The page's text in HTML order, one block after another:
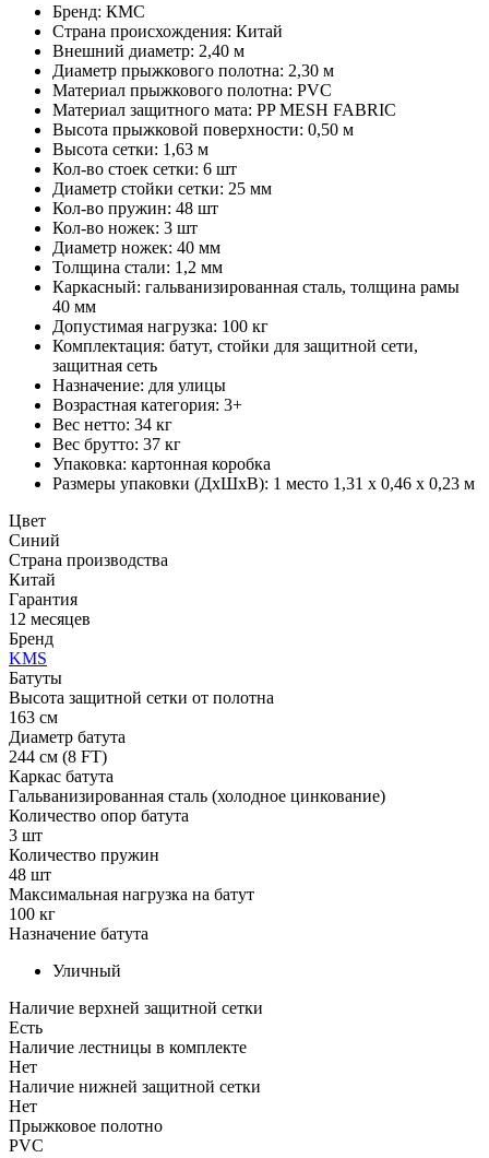
Бренд: КМС
Страна происхождения: Китай
Внешний диаметр: 2,40 м
Диаметр прыжкового полотна: 2,30 м
Материал прыжкового полотна: PVC
Материал защитного мата: PP MESH FABRIC
Высота прыжковой поверхности: 0,50 м
Высота сетки: 1,63 м
Кол-во стоек сетки: 6 шт
Диаметр стойки сетки: 25 мм
Кол-во пружин: 48 шт
Кол-во ножек: 3 шт
Диаметр ножек: 40 мм
Толщина стали: 1,2 мм
Каркасный: гальванизированная сталь, толщина рамы
40 мм
Допустимая нагрузка: 100 кг
Комплектация: батут, стойки для защитной сети,
защитная сеть
Назначение: для улицы
Возрастная категория: 3+
Вес нетто: 34 кг
Вес брутто: 37 кг
Упаковка: картонная коробка
Размеры упаковки (ДхШхВ): 1 место 1,31 х 0,46 х 0,23 м
Цвет
Синий
Страна производства
Китай
Гарантия
12 месяцев
Бренд
KMS
Батуты
Высота защитной сетки от полотна
163 см
Диаметр батута
244 см (8 FT)
Каркас батута
Гальванизированная сталь (холодное цинкование)
Количество опор батута
3 шт
Количество пружин
48 шт
Максимальная нагрузка на батут
100 кг
Назначение батута
Уличный
Наличие верхней защитной сетки
Есть
Наличие лестницы в комплекте
Нет
Наличие нижней защитной сетки
Нет
Прыжковое полотно
PVC